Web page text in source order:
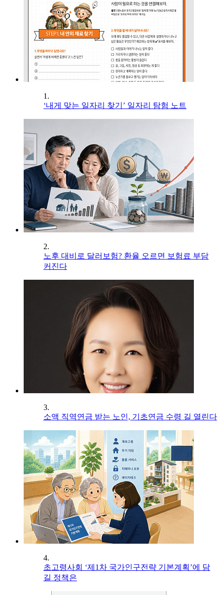
1.
‘내게 맞는 일자리 찾기’ 일자리 탐험 노트
2.
노후 대비로 달러보험? 환율 오르면 보험료 부담
커진다
3.
소액 직역연금 받는 노인, 기초연금 수령 길 열린다
4.
초고령사회 ‘제1차 국가인구전략 기본계획’에 담
길 정책은